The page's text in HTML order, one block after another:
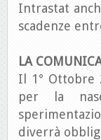
Intrastat
scadenze
LA
Il 1° Ottobre
per la
diverrà